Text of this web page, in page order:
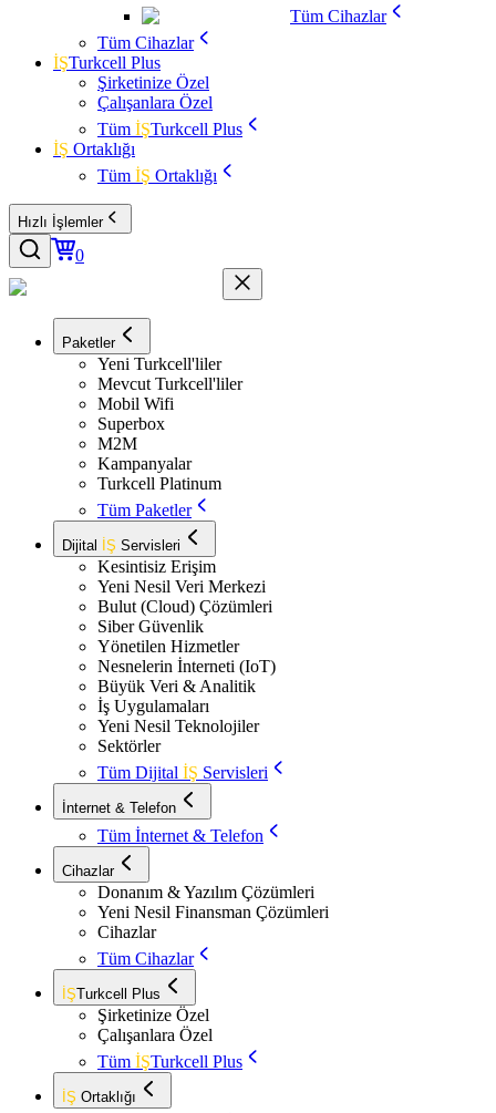
Tüm Cihazlar
Tüm Cihazlar
İŞTurkcell Plus
Şirketinize Özel
Çalışanlara Özel
Tüm İŞTurkcell Plus
İŞ Ortaklığı
Tüm İŞ Ortaklığı
Hızlı İşlemler
0
Paketler
Yeni Turkcell'liler
Mevcut Turkcell'liler
Mobil Wifi
Superbox
M2M
Kampanyalar
Turkcell Platinum
Tüm Paketler
Dijital İŞ Servisleri
Kesintisiz Erişim
Yeni Nesil Veri Merkezi
Bulut (Cloud) Çözümleri
Siber Güvenlik
Yönetilen Hizmetler
Nesnelerin İnterneti (IoT)
Büyük Veri & Analitik
İş Uygulamaları
Yeni Nesil Teknolojiler
Sektörler
Tüm Dijital İŞ Servisleri
İnternet & Telefon
Tüm İnternet & Telefon
Cihazlar
Donanım & Yazılım Çözümleri
Yeni Nesil Finansman Çözümleri
Cihazlar
Tüm Cihazlar
İŞTurkcell Plus
Şirketinize Özel
Çalışanlara Özel
Tüm İŞTurkcell Plus
İŞ Ortaklığı